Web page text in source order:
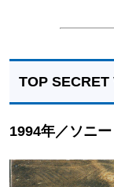
TOP SECRET
1994年／ソニー